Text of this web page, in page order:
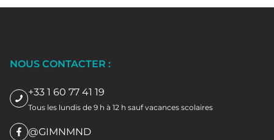
NOUS CONTACTER :
+33 1 60 77 41 19
Tous les lundis de 9 h à 12 h sauf vacances scolaires
@GIMNMND